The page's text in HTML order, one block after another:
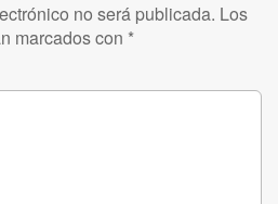
no será publicada. Los
marcados con *